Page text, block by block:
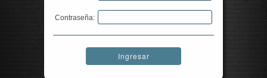
Contraseña:
Ingresar